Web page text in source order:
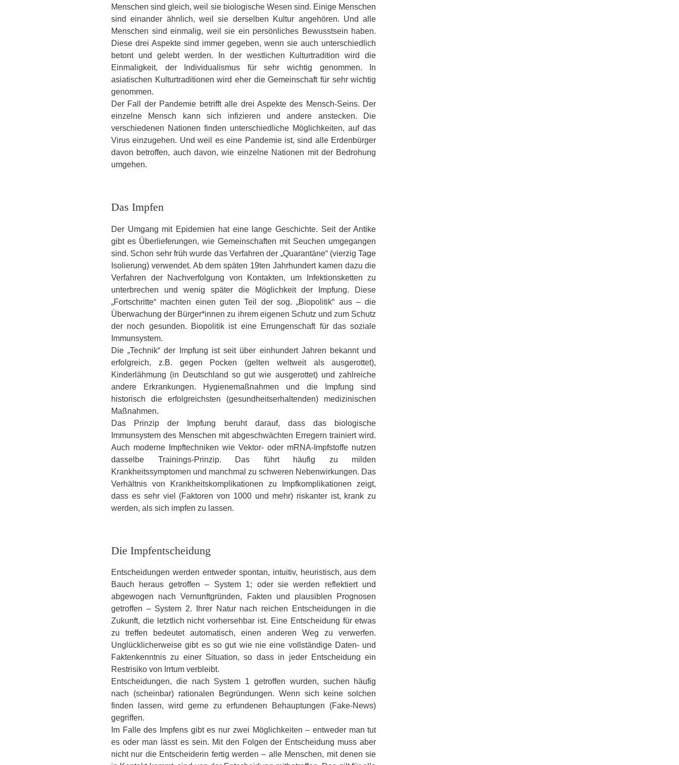
Menschen sind gleich, weil sie biologische Wesen sind. Einige Menschen
sind einander ähnlich, weil sie derselben Kultur angehören. Und alle
Menschen sind einmalig, weil sie ein persönliches Bewusstsein haben.
Diese drei Aspekte sind immer gegeben, wenn sie auch unterschiedlich
betont und gelebt werden. In der westlichen Kulturtradition wird die
Einmaligkeit, der Individualismus für sehr wichtig genommen. In
asiatischen Kulturtraditionen wird eher die Gemeinschaft für sehr wichtig
genommen.
Der Fall der Pandemie betrifft alle drei Aspekte des Mensch-Seins. Der
einzelne Mensch kann sich infizieren und andere anstecken. Die
verschiedenen Nationen finden unterschiedliche Möglichkeiten, auf das
Virus einzugehen. Und weil es eine Pandemie ist, sind alle Erdenbürger
davon betroffen, auch davon, wie einzelne Nationen mit der Bedrohung
umgehen.
Das Impfen
Der Umgang mit Epidemien hat eine lange Geschichte. Seit der Antike
gibt es Überlieferungen, wie Gemeinschaften mit Seuchen umgegangen
sind. Schon sehr früh wurde das Verfahren der „Quarantäne“ (vierzig Tage
Isolierung) verwendet. Ab dem späten 19ten Jahrhundert kamen dazu die
Verfahren der Nachverfolgung von Kontakten, um Infektionsketten zu
unterbrechen und wenig später die Möglichkeit der Impfung. Diese
„Fortschritte“ machten einen guten Teil der sog. „Biopolitik“ aus – die
Überwachung der Bürger*innen zu ihrem eigenen Schutz und zum Schutz
der noch gesunden. Biopolitik ist eine Errungenschaft für das soziale
Immunsystem.
Die „Technik“ der Impfung ist seit über einhundert Jahren bekannt und
erfolgreich, z.B. gegen Pocken (gelten weltweit als ausgerottet),
Kinderlähmung (in Deutschland so gut wie ausgerottet) und zahlreiche
andere Erkrankungen. Hygienemaßnahmen und die Impfung sind
historisch die erfolgreichsten (gesundheitserhaltenden) medizinischen
Maßnahmen.
Das Prinzip der Impfung beruht darauf, dass das biologische
Immunsystem des Menschen mit abgeschwächten Erregern trainiert wird.
Auch moderne Impftechniken wie Vektor- oder mRNA-Impfstoffe nutzen
dasselbe Trainings-Prinzip. Das führt häufig zu milden
Krankheitssymptomen und manchmal zu schweren Nebenwirkungen. Das
Verhältnis von Krankheitskomplikationen zu Impfkomplikationen zeigt,
dass es sehr viel (Faktoren von 1000 und mehr) riskanter ist, krank zu
werden, als sich impfen zu lassen.
Die Impfentscheidung
Entscheidungen werden entweder spontan, intuitiv, heuristisch, aus dem
Bauch heraus getroffen – System 1; oder sie werden reflektiert und
abgewogen nach Vernunftgründen, Fakten und plausiblen Prognosen
getroffen – System 2. Ihrer Natur nach reichen Entscheidungen in die
Zukunft, die letztlich nicht vorhersehbar ist. Eine Entscheidung für etwas
zu treffen bedeutet automatisch, einen anderen Weg zu verwerfen.
Unglücklicherweise gibt es so gut wie nie eine vollständige Daten- und
Faktenkenntnis zu einer Situation, so dass in jeder Entscheidung ein
Restrisiko von Irrtum verbleibt.
Entscheidungen, die nach System 1 getroffen wurden, suchen häufig
nach (scheinbar) rationalen Begründungen. Wenn sich keine solchen
finden lassen, wird gerne zu erfundenen Behauptungen (Fake-News)
gegriffen.
Im Falle des Impfens gibt es nur zwei Möglichkeiten – entweder man tut
es oder man lässt es sein. Mit den Folgen der Entscheidung muss aber
nicht nur die Entscheiderin fertig werden – alle Menschen, mit denen sie